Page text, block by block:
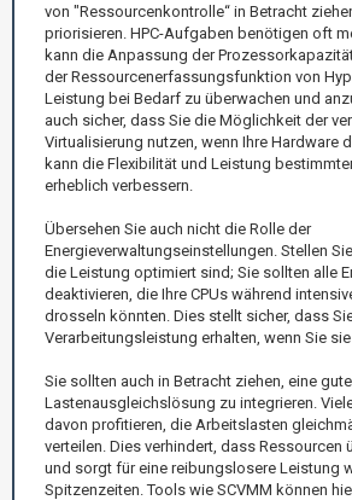
von "Ressourcenkontrolle“ in Betracht
priorisieren. HPC-Aufgaben benötigen oft
kann die Anpassung der
der Ressourcenerfassungsfunktion von
Leistung bei Bedarf zu überwachen und
auch sicher, dass Sie die Möglichkeit der
Virtualisierung nutzen, wenn Ihre Hardware
kann die Flexibilität und Leistung
erheblich verbessern.
Übersehen Sie auch nicht die Rolle der
Energieverwaltungseinstellungen. Stellen
die Leistung optimiert sind; Sie sollten alle
deaktivieren, die Ihre CPUs während
drosseln könnten. Dies stellt sicher, dass
Verarbeitungsleistung erhalten, wenn Sie
Sie sollten auch in Betracht ziehen, eine gute
Lastenausgleichslösung zu integrieren.
davon profitieren, die Arbeitslasten
verteilen. Dies verhindert, dass Ressourcen
und sorgt für eine reibungslosere Leistung
Spitzenzeiten. Tools wie SCVMM können